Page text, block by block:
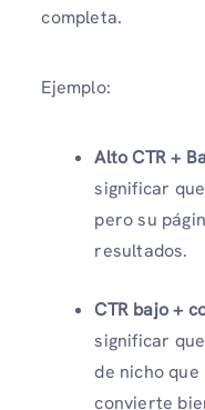
completa.
Ejemplo:
Alto CTR +
significar
pero su
resultados.
CTR bajo +
significar
de nicho
convierte